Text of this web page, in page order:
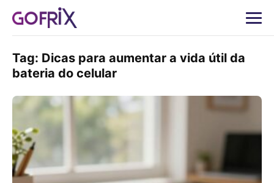
Tag: Dicas para aumentar a vida útil da
bateria do celular